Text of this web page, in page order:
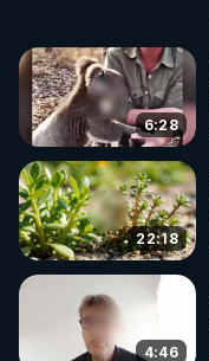
6:28
22:18
4:46